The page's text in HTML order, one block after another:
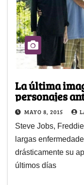
La última
personajes
MAYO 8, 2015
Steve Jobs,
largas
drásticamente su
últimos días